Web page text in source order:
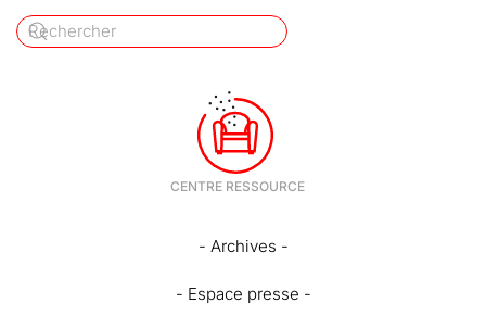
- Archives -
- Espace presse -